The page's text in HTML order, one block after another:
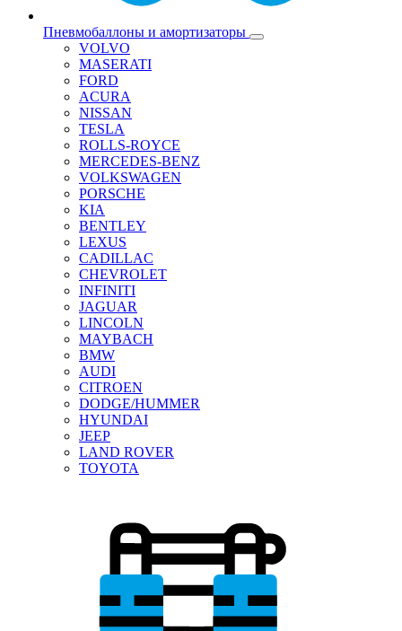
Пневмобаллоны и амортизаторы
VOLVO
MASERATI
FORD
ACURA
NISSAN
TESLA
ROLLS-ROYCE
MERCEDES-BENZ
VOLKSWAGEN
PORSCHE
KIA
BENTLEY
LEXUS
CADILLAC
CHEVROLET
INFINITI
JAGUAR
LINCOLN
MAYBACH
BMW
AUDI
CITROEN
DODGE/HUMMER
HYUNDAI
JEEP
LAND ROVER
TOYOTA